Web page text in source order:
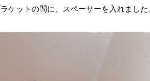
ケットの間に、スペーサーを入れました